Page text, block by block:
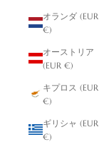
オランダ (EUR
€)
オーストリア
(EUR €)
キプロス (EUR
€)
ギリシャ (EUR
€)